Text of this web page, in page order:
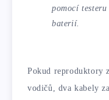
pomocí
baterií.
Pokud reproduktory
vodičů, dva kabely